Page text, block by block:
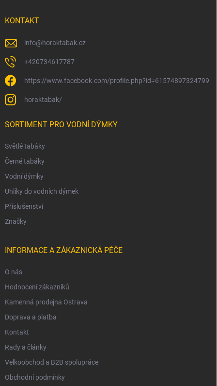
KONTAKT
info@horaktabak.cz
+420734617787
https://www.facebook.com/profile.php?id=61574897324799
horaktabak/
SORTIMENT PRO VODNÍ DÝMKY
Světlé tabáky
Černé tabáky
Vodní dýmky
Uhlíky do vodních dýmek
Příslušenství
Značky
INFORMACE A ZÁKAZNICKÁ PÉČE
O nás
Hodnocení zákazníků
Kamenná prodejna Ostrava
Doprava a platba
Kontakt
Rady a články
Velkoobchod a B2B spolupráce
Obchodní podmínky